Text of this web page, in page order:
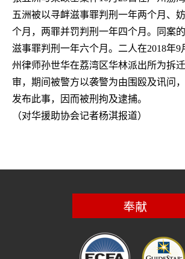
五洲被以寻衅滋事罪判刑一年两个月、
个月，两罪并罚判刑一年四个月。同案
滋事罪判刑一年六个月。二人在2018年9
州律师孙世华在荔湾区华林派出所为拆
审，期间被警方以袭警为由围殴及讯问
发布此事，因而被刑拘及逮捕。
（对华援助协会记者杨淇报道）
奉献